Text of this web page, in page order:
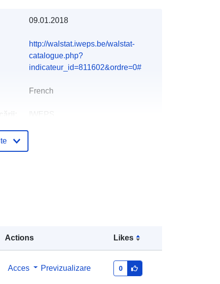
Actions Likes
Acces Previzualizare 0
09.01.2018
http://walstat.iweps.be/walstat-
catalogue.php?
indicateur_id=811602&ordre=0#
French
IWEPS
Coordonate: [ [ 2.54, 50.85 ], [ 6.41,